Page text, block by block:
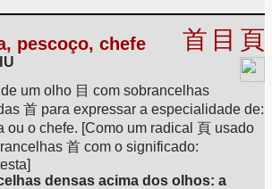
pescoço, chefe 首 目 頁
de um olho 目 com sobrancelhas
首 para expressar a especialidade de:
ou o chefe. [Como um radical 頁 usado
首 com o significado:
densas acima dos olhos: a